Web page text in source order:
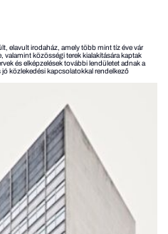
elavult irodaház, amely több mint tíz éve vár
valamint közösségi terek kialakítására kaptak
és elképzelések további lendületet adnak a
közlekedési kapcsolatokkal rendelkező